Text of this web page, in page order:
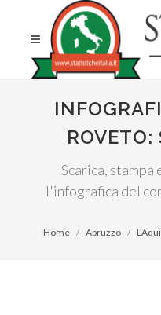
ROVETO:
Scarica,
l'infografica del
Home Abruzzo